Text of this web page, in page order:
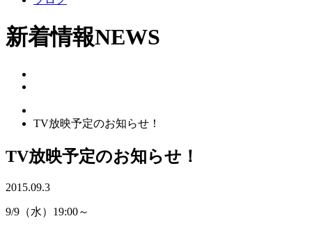
新着情報NEWS
TV放映予定のお知らせ！
TV放映予定のお知らせ！
2015.09.3
9/9（水）19:00～